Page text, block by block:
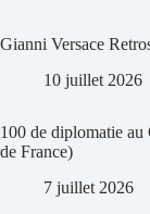
Gianni Versace
10 juillet 2026
100 de diplomatie
de France)
7 juillet 2026